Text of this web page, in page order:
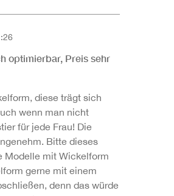
optimierbar, Preis sehr
diese trägt sich
wenn man nicht
für jede Frau! Die
Bitte dieses
Modelle mit Wickelform
gerne mit einem
denn das würde